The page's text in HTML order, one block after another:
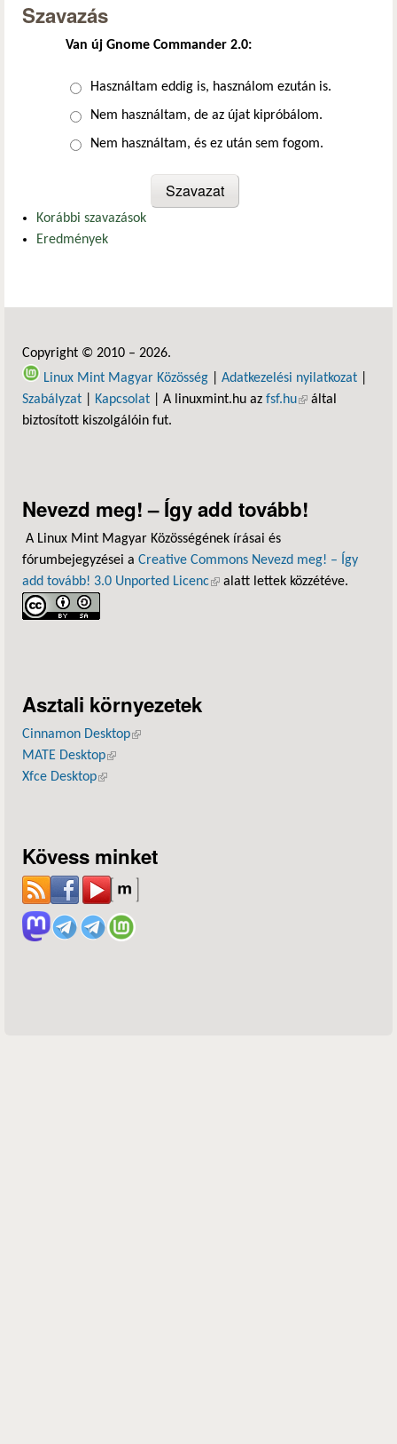
Szavazás
Van új Gnome Commander 2.0:
Választások
Használtam eddig is, használom ezután is.
Nem használtam, de az újat kipróbálom.
Nem használtam, és ez után sem fogom.
Korábbi szavazások
Eredmények
Copyright © 2010 – 2026.
Linux Mint Magyar Közösség
Adatkezelési nyilatkozat
Szabályzat
Kapcsolat | A linuxmint.hu az fsf.hu(külső hivatkozás)
által
biztosított kiszolgálóin fut.
Nevezd meg! – Így add tovább!
A Linux Mint Magyar Közösségének írásai és
fórumbejegyzései a Creative Commons Nevezd meg! – Így
add tovább! 3.0 Unported Licenc(külső hivatkozás)
alatt lettek közzétéve.
Asztali környezetek
Cinnamon Desktop(külső hivatkozás)
MATE Desktop(külső hivatkozás)
Xfce Desktop(külső hivatkozás)
Kövess minket